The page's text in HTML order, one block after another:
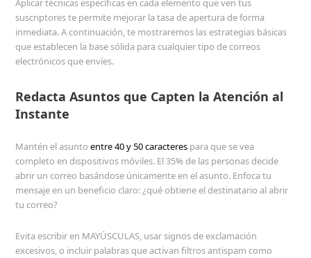
Aplicar técnicas específicas en cada elemento que ven tus
suscriptores te permite mejorar la tasa de apertura de forma
inmediata. A continuación, te mostraremos las estrategias básicas
que establecen la base sólida para cualquier tipo de correos
electrónicos que envíes.
Redacta Asuntos que Capten la Atención al
Instante
Mantén el asuntoentre 40 y 50 caracteres para que se vea
completo en dispositivos móviles. El 35% de las personas decide
abrir un correo basándose únicamente en el asunto. Enfoca tu
mensaje en un beneficio claro: ¿qué obtiene el destinatario al abrir
tu correo?
Evita escribir en MAYÚSCULAS, usar signos de exclamación
excesivos, o incluir palabras que activan filtros antispam como